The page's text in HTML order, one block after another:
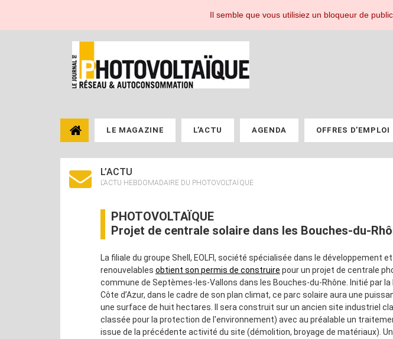
LE MAGAZINE L’ACTU AGENDA OFFRES D’EMPLOI
L’ACTU
L’ACTU HEBDOMADAIRE DU PHOTOVOLTAÏQUE
PHOTOVOLTAÏQUE
Projet de centrale solaire dans les Bouches-du-
La filiale du groupe Shell, EOLFI, société spécialisée dans le développement
renouvelables obtient son permis de construire pour un projet de centrale
commune de Septèmes-les-Vallons dans les Bouches-du-Rhône. Initié par la
Côte d’Azur, dans le cadre de son plan climat, ce parc solaire aura une
une surface de huit hectares. Il sera construit sur un ancien site industriel
classée pour la protection de l'environnement) avec au préalable un
issue de la précédente activité du site (démolition, broyage de matériaux).
Il semble que vous utilisiez un bloqueur de